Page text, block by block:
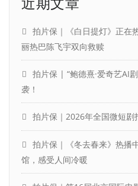
拍片保｜《白日提灯》正在
丽热巴陈飞宇双向救赎
拍片保 | “鲍德熹·爱奇艺AI
袭！
拍片保｜2026年全国微短
拍片保｜《冬去春来》热播
馆，感受人间冷暖